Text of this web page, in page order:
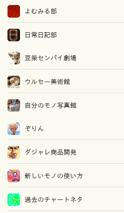
よむみる部
日常日記部
豆柴センパイ劇場
ウルセー美術館
自分のモノ写真館
ぞりん
ダジャレ商品開発
新しいモノの使い方
過去のチャートネタ